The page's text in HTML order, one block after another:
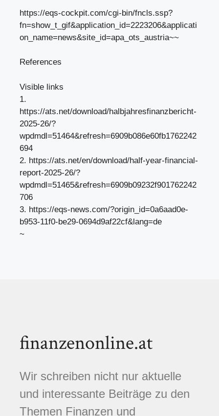
https://eqs-cockpit.com/cgi-bin/fncls.ssp?
fn=show_t_gif&application_id=2223206&applicati
on_name=news&site_id=apa_ots_austria~~
References
Visible links
1.
https://ats.net/download/halbjahresfinanzbericht-
2025-26/?
wpdmdl=51464&refresh=6909b086e60fb1762242
694
2. https://ats.net/en/download/half-year-financial-
report-2025-26/?
wpdmdl=51465&refresh=6909b09232f901762242
706
3. https://eqs-news.com/?origin_id=0a6aad0e-
b953-11f0-be29-0694d9af22cf&lang=de
~
finanzenonline.at
Wir schreiben nicht nur aktuelle
und interessante Beiträge zu den
Themen Finanzen und